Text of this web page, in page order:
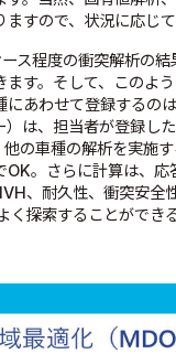
すので、状況に応じ
ス程度の衝突解析の
ます。そして、このよ
にあわせて登録するの
）は、担当者が登録し
他の車種の解析を実施
OK。さらに計算は、
、耐久性、衝突安全
く探索することができ